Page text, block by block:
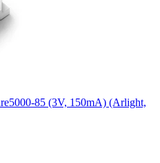
85 (3V, 150mA) (Arlight,